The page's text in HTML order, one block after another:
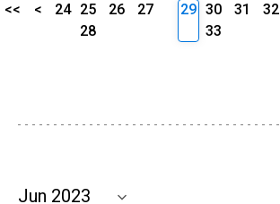
<< < 24 25 26
27
28
29 30 31
32
33